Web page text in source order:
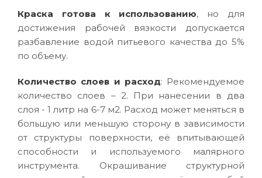
Краска готова к использованию, но для
достижения рабочей вязкости допускается
разбавление водой питьевого качества до 5%
по объему.
Количество слоев и расход: Рекомендуемое
количество слоев – 2. При нанесении в два
слоя - 1 литр на 6-7 м2. Расход может меняться в
большую или меньшую сторону в зависимости
от структуры поверхности, её впитывающей
способности и используемого малярного
инструмента. Окрашивание структурной